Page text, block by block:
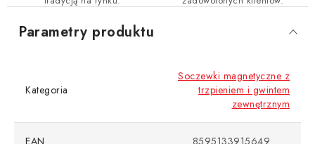
Parametry produktu
Kategoria
Soczewki magnetyczne z
trzpieniem i gwintem
zewnętrznym